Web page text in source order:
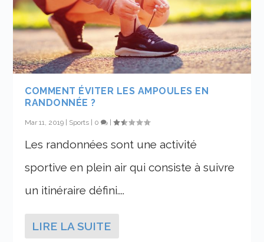
COMMENT ÉVITER LES AMPOULES EN
RANDONNÉE ?
Mar 11, 2019 Sports 0 |
Les randonnées sont une activité
sportive en plein air qui consiste à suivre
un itinéraire défini....
LIRE LA SUITE